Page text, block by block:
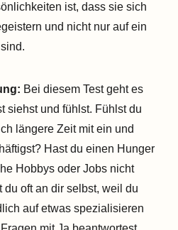
ist, dass sie sich
und nicht nur auf ein
Bei diesem Test geht es
siehst und fühlst. Fühlst du
längere Zeit mit ein und
Hast du einen Hunger
Hobbys oder Jobs nicht
oft an dir selbst, weil du
auf etwas spezialisieren